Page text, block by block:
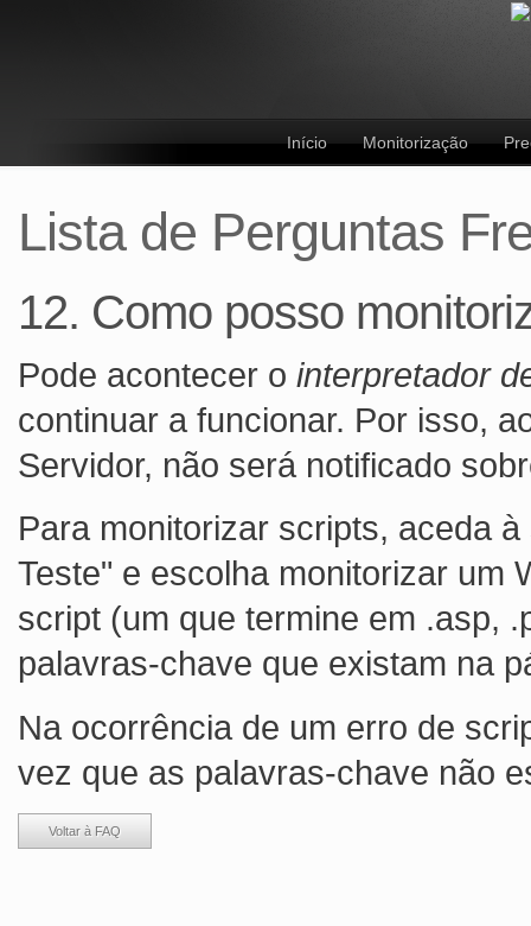
Início Monitorização
Lista de Perguntas
12. Como posso
Pode acontecer o interpretador
continuar a funcionar. Por isso,
Servidor, não será notificado
Para monitorizar scripts, aceda
Teste" e escolha monitorizar um
script (um que termine em .asp,
palavras-chave que existam na
Na ocorrência de um erro de
vez que as palavras-chave não
Voltar à FAQ